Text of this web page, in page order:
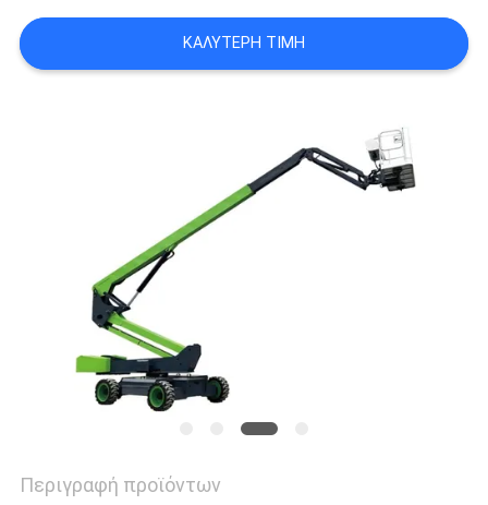
SITEMAP
ΚΑΛΎΤΕΡΗ ΤΙΜΉ
Περιγραφή προϊόντων